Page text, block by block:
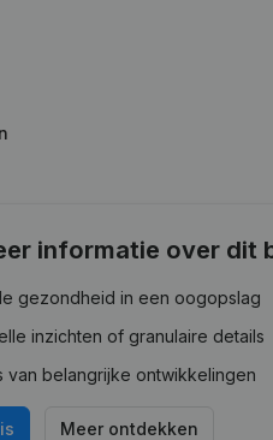
informatie over dit
gezondheid in een oogopslag
inzichten of granulaire details
van belangrijke ontwikkelingen
Meer ontdekken